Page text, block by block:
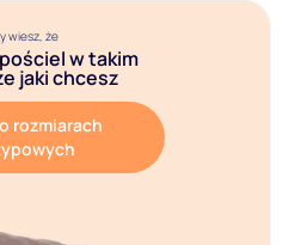
wiesz, że
w takim
jaki chcesz
rozmiarach